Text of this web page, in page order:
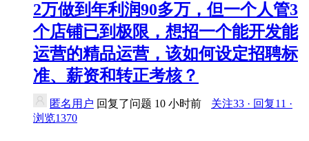
2万做到年利润90多万，但一个人管3
个店铺已到极限，想招一个能开发能
运营的精品运营，该如何设定招聘标
准、薪资和转正考核？
匿名用户 回复了问题 10 小时前
关注33 · 回复11 ·
浏览1370